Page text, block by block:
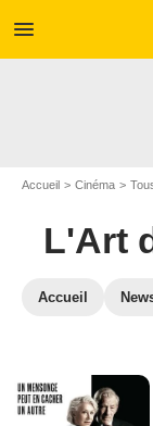
menu
Accueil Cinéma
L'Art
Accueil